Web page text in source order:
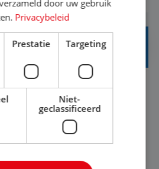
echt iets voor jou! Wij zijn
leergie...
STRATEGY
strategic leader to define and
strategy across organic,
– creating a single
door uw gebruik
Privacybeleid
Prestatie Targeting
Niet-
geclassificeerd